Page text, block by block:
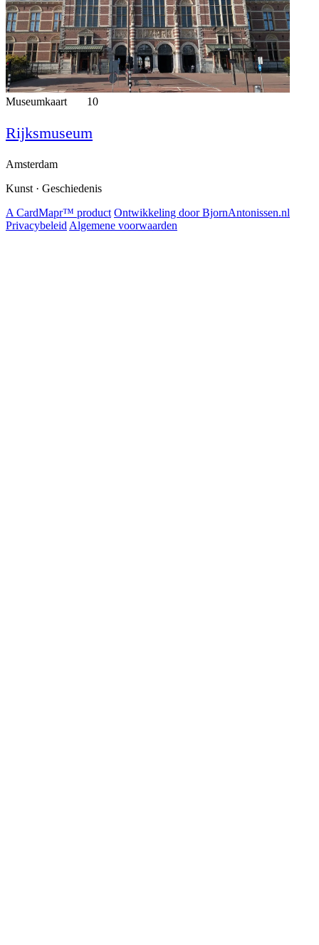
Museumkaart 10
Rijksmuseum
Amsterdam
Kunst · Geschiedenis
A CardMapr™ product Ontwikkeling door BjornAntonissen.nl
Privacybeleid Algemene voorwaarden